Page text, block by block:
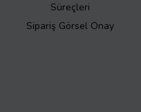
Süreçleri
Sipariş Görsel Onay